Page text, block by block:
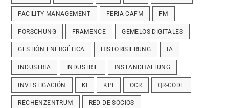
FACILITY MANAGEMENT FERIA CAFM FM
FORSCHUNG FRAMENCE GEMELOS DIGITALES
GESTIÓN ENERGÉTICA HISTORISIERUNG IA
INDUSTRIA INDUSTRIE INSTANDHALTUNG
INVESTIGACIÓN KI KPI OCR QR-CODE
RECHENZENTRUM RED DE SOCIOS